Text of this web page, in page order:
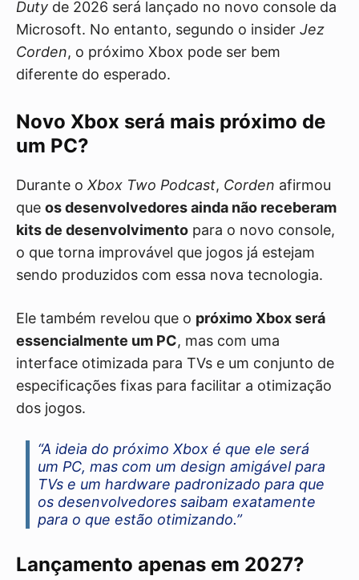
Duty de 2026 será lançado no novo console da
Microsoft. No entanto, segundo o insider Jez
Corden, o próximo Xbox pode ser bem
diferente do esperado.
Novo Xbox será mais próximo de
um PC?
Durante o Xbox Two Podcast, Corden afirmou
que os desenvolvedores ainda não receberam
kits de desenvolvimento para o novo console,
o que torna improvável que jogos já estejam
sendo produzidos com essa nova tecnologia.
Ele também revelou que o próximo Xbox será
essencialmente um PC, mas com uma
interface otimizada para TVs e um conjunto de
especificações fixas para facilitar a otimização
dos jogos.
“A ideia do próximo Xbox é que ele será
um PC, mas com um design amigável para
TVs e um hardware padronizado para que
os desenvolvedores saibam exatamente
para o que estão otimizando.”
Lançamento apenas em 2027?